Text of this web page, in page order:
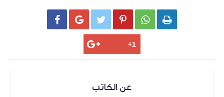
     
عن الكاتب